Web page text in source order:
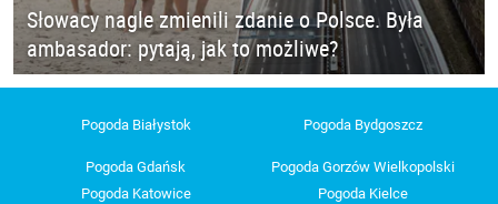
Słowacy nagle zmienili zdanie o Polsce. Była
ambasador: pytają, jak to możliwe?
Pogoda Białystok Pogoda Bydgoszcz
Pogoda Gdańsk
Pogoda Gorzów Wielkopolski
Pogoda Katowice
Pogoda Kielce